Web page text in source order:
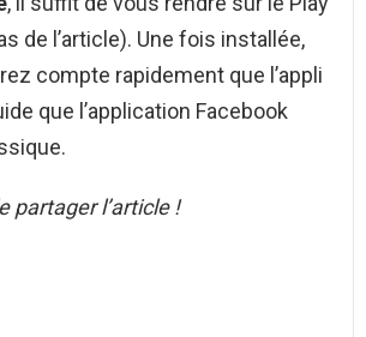
de l’article). Une fois installée,
compte rapidement que l’appli
que l’application Facebook
partager l’article !